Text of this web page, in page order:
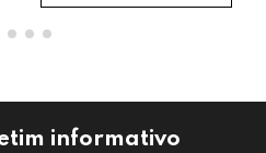
informativo